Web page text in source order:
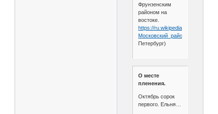
Фрунзенским
районом на
востоке.
https://ru.wikipedia.org/wiki/
Московский_район_
Петербург)
О месте
пленения.
Октябрь сорок
первого. Ельня…